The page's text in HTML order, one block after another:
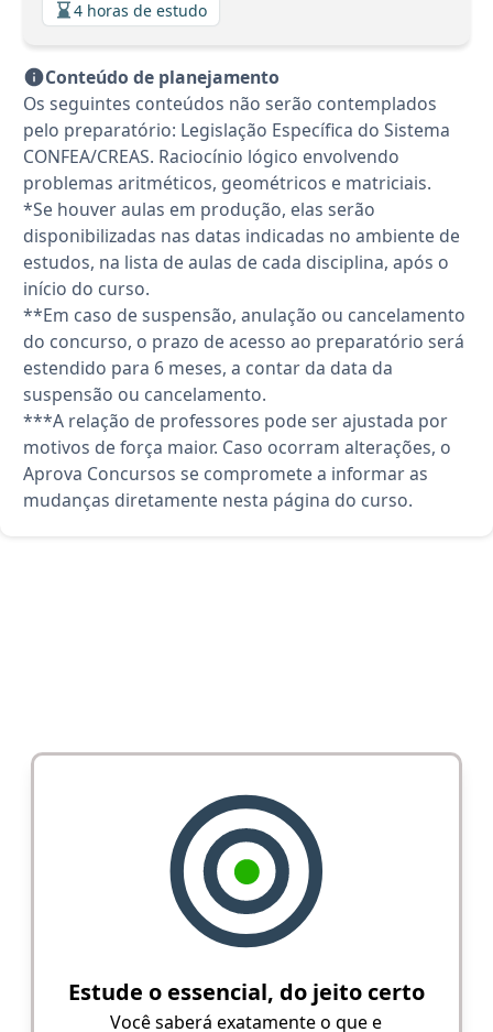
4 horas de estudo
Conteúdo de planejamento
Os seguintes conteúdos não serão contemplados
pelo preparatório: Legislação Específica do Sistema
CONFEA/CREAS. Raciocínio lógico envolvendo
problemas aritméticos, geométricos e matriciais.
*Se houver aulas em produção, elas serão
disponibilizadas nas datas indicadas no ambiente de
estudos, na lista de aulas de cada disciplina, após o
início do curso.
**Em caso de suspensão, anulação ou cancelamento
do concurso, o prazo de acesso ao preparatório será
estendido para 6 meses, a contar da data da
suspensão ou cancelamento.
***A relação de professores pode ser ajustada por
motivos de força maior. Caso ocorram alterações, o
Aprova Concursos se compromete a informar as
mudanças diretamente nesta página do curso.
Estude o essencial, do jeito certo
Você saberá exatamente o que e